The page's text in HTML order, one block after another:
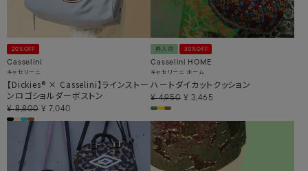
20%OFF
Casselini
キャセリーニ
【Dickies® × Casselini】ラインストー
ンロゴショルダーボストン
¥ 8,800 ¥ 7,040
再入荷 30%OFF
Casselini HOME
キャセリーニ ホーム
ハートダイカットクッション
¥ 4,950 ¥ 3,465